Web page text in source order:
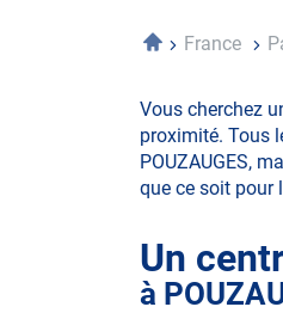
AccueilFrance
Vous cherchez
proximité. Tous
POUZAUGES,
que ce soit pour
Un
à